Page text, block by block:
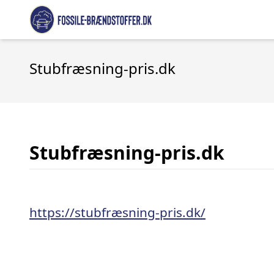
Stubfræsning-pris.dk
Stubfræsning-pris.dk
https://stubfræsning-pris.dk/